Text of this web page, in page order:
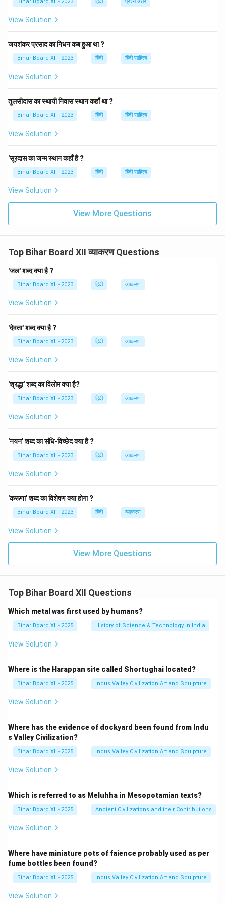
शब्दों का प्रयोग भाषा को लिंग के आधार पर अधिक स्पष्ट और
संवेदनशील बनाता है, जिससे संवाद और लेखन में सटीकता आती है।
के स्पष्ट उदाहरण हैं, जो भाषा की समृद्धि और विविधता को दर्शाते हैं।
View Solution
जयशंकर प्रसाद का निधन कब हुआ था ?
Bihar Board XII - 2023 हिंदी हिंदी साहित्य
View Solution
तुलसीदास का स्थायी निवास स्थान कहाँ था ?
Bihar Board XII - 2023 हिंदी हिंदी साहित्य
View Solution
'सूरदास का जन्म स्थान कहाँ है ?
Bihar Board XII - 2023 हिंदी हिंदी साहित्य
View Solution
View More Questions
Top Bihar Board XII व्याकरण Questions
'जल' शब्द क्या है ?
Bihar Board XII - 2023 हिंदी व्याकरण
View Solution
'देवता' शब्द क्या है ?
Bihar Board XII - 2023 हिंदी व्याकरण
View Solution
'श्रद्धा' शब्द का विलोम क्या है?
Bihar Board XII - 2023 हिंदी व्याकरण
View Solution
'नयन' शब्द का संधि-विच्छेद क्या है ?
Bihar Board XII - 2023 हिंदी व्याकरण
View Solution
'करूणा' शब्द का विशेषण क्या होगा ?
Bihar Board XII - 2023 हिंदी व्याकरण
View Solution
View More Questions
Top Bihar Board XII Questions
Which metal was first used by humans?
Bihar Board XII - 2025 History of Science & Technology in India
View Solution
Where is the Harappan site called Shortughai located?
Bihar Board XII - 2025 Indus Valley Civilization Art and Sculpture
View Solution
Where has the evidence of dockyard been found from Indu
s Valley Civilization?
Bihar Board XII - 2025 Indus Valley Civilization Art and Sculpture
View Solution
Which is referred to as Meluhha in Mesopotamian texts?
Bihar Board XII - 2025 Ancient Civilizations and their Contributions
View Solution
Where have miniature pots of faience probably used as per
fume bottles been found?
Bihar Board XII - 2025 Indus Valley Civilization Art and Sculpture
View Solution